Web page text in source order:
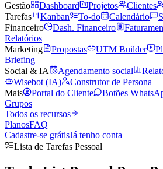
Gestão Dashboard Projetos Clientes
Tarefas
Kanban To-do Calendário
Financeiro
Dash. Financeiro
Relatórios
Marketing
Propostas UTM Builder
Briefing
Social & IA
Agendamento social
Wisebot (IA)
Construtor de Persona
Mais
Portal do Cliente Botões
Grupos
Todos os recursos
PlanosFAQ
Cadastre-se grátisJá tenho conta
Lista de Tarefas Pessoal